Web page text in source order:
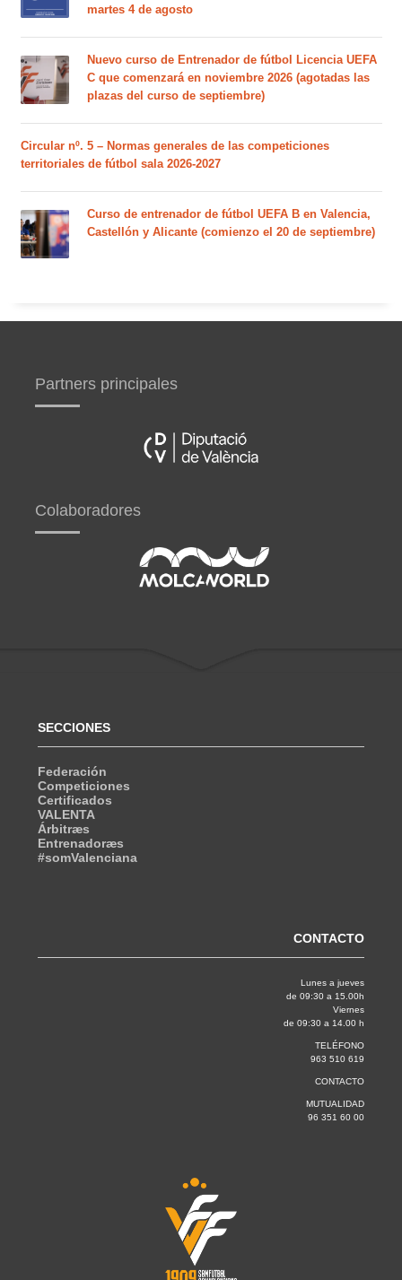
martes 4 de agosto
Nuevo curso de Entrenador de fútbol Licencia UEFA
C que comenzará en noviembre 2026 (agotadas las
plazas del curso de septiembre)
Circular nº. 5 – Normas generales de las competiciones
territoriales de fútbol sala 2026-2027
Curso de entrenador de fútbol UEFA B en Valencia,
Castellón y Alicante (comienzo el 20 de septiembre)
Partners principales
Colaboradores
SECCIONES
Federación
Competiciones
Certificados
VALENTA
Árbitræs
Entrenadoræs
#somValenciana
CONTACTO
Lunes a jueves
de 09:30 a 15.00h
Viernes
de 09:30 a 14.00 h
TELÉFONO
963 510 619
CONTACTO
MUTUALIDAD
96 351 60 00